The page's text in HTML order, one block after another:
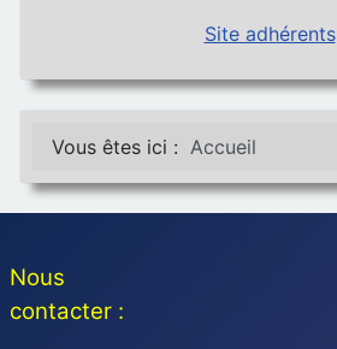
Site adhérents
Vous êtes ici : Accueil
Nous
contacter :